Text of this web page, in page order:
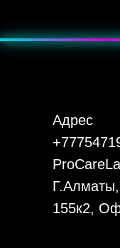
???? Эффект — мягкое
Адрес
155к2,